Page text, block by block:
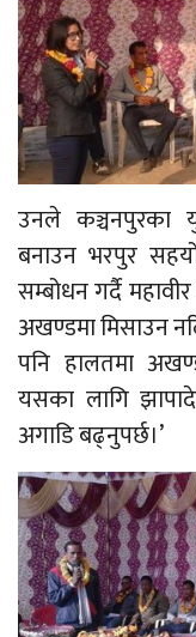
उनले कञ्चनपुरका
बनाउन भरपुर
सम्बोधन गर्दै
अखण्डमा मिसाउन
पनि हालतमा
यसका लागि
अगाडि बढ्नुपर्छ।’